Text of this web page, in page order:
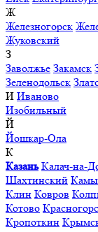
Ж
Железногорск
Жуковский
З
Заволжье Закамск
Зеленодольск
И Иваново
Изобильный
Й
Йошкар-Ола
К
Казань Калач-на-
Шахтинский
Клин Ковров
Котово
Кропоткин